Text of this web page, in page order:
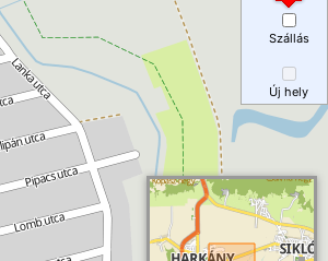
Szállás
Új hely